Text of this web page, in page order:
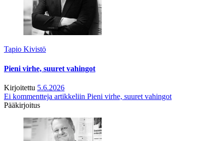
Tapio Kivistö
Pieni virhe, suuret vahingot
Kirjoitettu 5.6.2026
Ei kommentteja artikkeliin Pieni virhe, suuret vahingot
Pääkirjoitus